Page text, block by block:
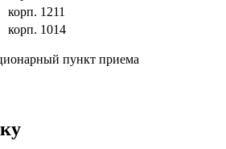
корп. 1211
корп. 1014
пункт приема